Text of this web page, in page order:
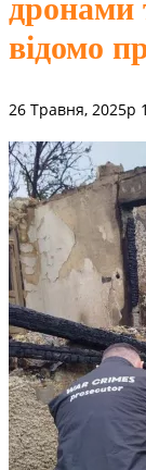
дронами
відомо
26 Травня, 2025р